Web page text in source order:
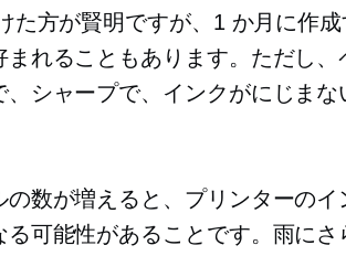
た方が賢明ですが、1 か月に作
れることもあります。ただし、
シャープで、インクがにじまな
の数が増えると、プリンターのイ
可能性があることです。雨にさ